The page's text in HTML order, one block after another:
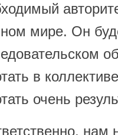
мире. Он
в
очень
нам